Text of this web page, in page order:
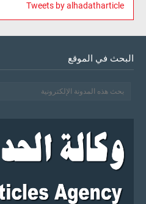
Tweets by alhadatharticle
البحث في الموقع